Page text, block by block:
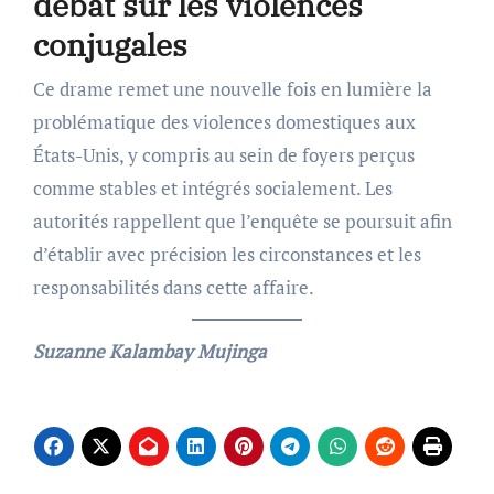
conjugales
Ce drame remet une nouvelle fois en lumière la
problématique des violences domestiques aux
États-Unis, y compris au sein de foyers perçus
comme stables et intégrés socialement. Les
autorités rappellent que l’enquête se poursuit afin
d’établir avec précision les circonstances et les
responsabilités dans cette affaire.
Suzanne Kalambay Mujinga